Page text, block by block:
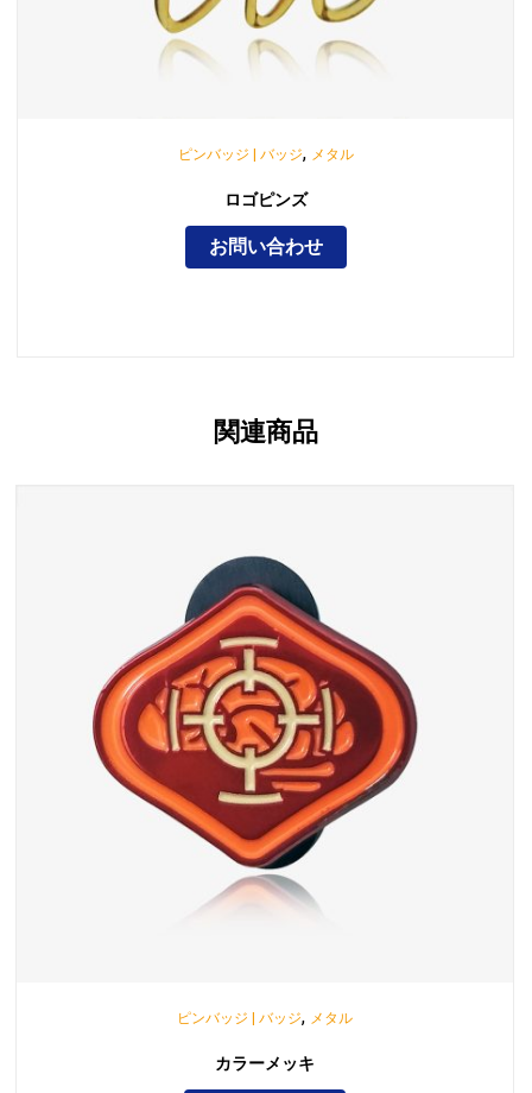
ピンバッジ | バッジ, メタル
ロゴピンズ
お問い合わせ
関連商品
ピンバッジ | バッジ, メタル
カラーメッキ